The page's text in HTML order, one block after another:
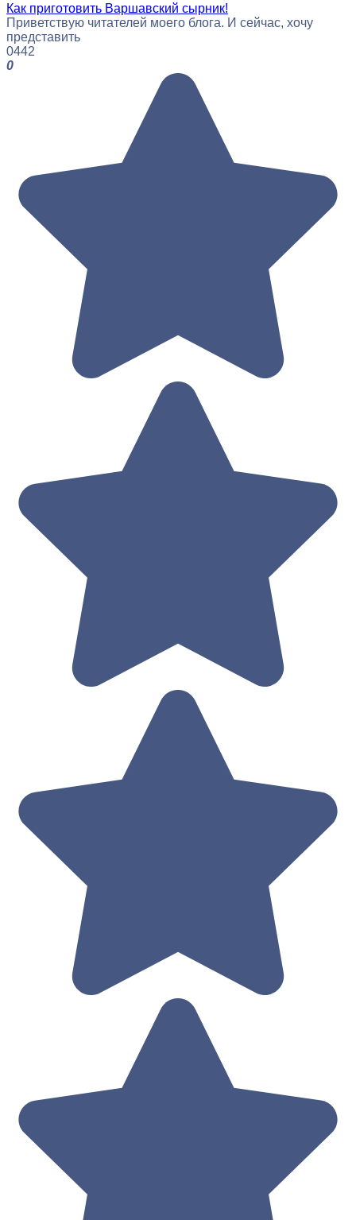
Как приготовить Варшавский сырник!
Приветствую читателей моего блога. И сейчас, хочу
представить
0442
0